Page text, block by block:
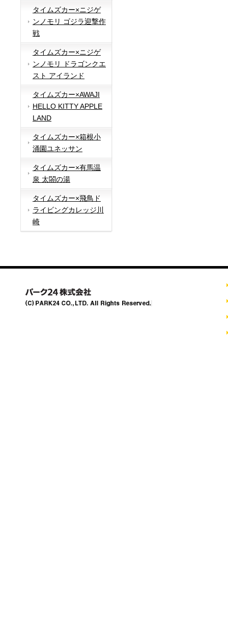
タイムズカー×ニジゲ
ンノモリ ゴジラ迎撃作
戦
タイムズカー×ニジゲ
ンノモリ ドラゴンクエ
スト アイランド
タイムズカー×AWAJI
HELLO KITTY APPLE
LAND
タイムズカー×箱根小
涌園ユネッサン
タイムズカー×有馬温
泉 太閤の湯
タイムズカー×飛鳥ド
ライビングカレッジ川
崎